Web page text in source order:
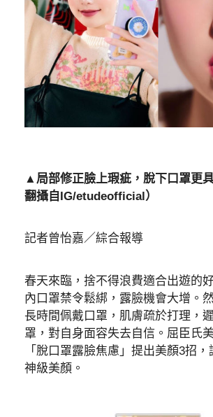
▲局部修正臉上瑕疵，脫下口罩更
翻攝自IG/etudeofficial）
記者曾怡嘉／綜合報導
春天來臨，捨不得浪費適合出遊的
內口罩禁令鬆綁，露臉機會大增。
長時間佩戴口罩，肌膚疏於打理，
罩，對自身面容失去自信。屈臣氏
「脫口罩露臉焦慮」提出美顏3招
神級美顏。